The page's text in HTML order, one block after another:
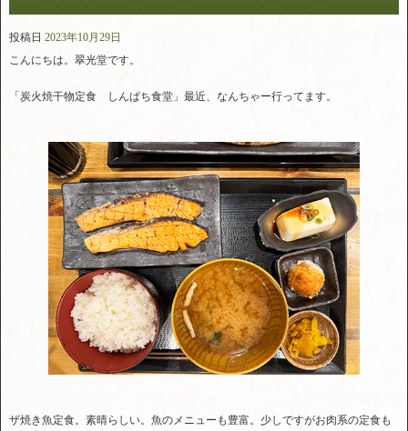
投稿日 2023年10月29日
こんにちは。翠光堂です。
「炭火焼干物定食 しんぱち食堂」最近、なんちゃー行ってます。
ザ焼き魚定食。素晴らしい。魚のメニューも豊富。少しですがお肉系の定食も